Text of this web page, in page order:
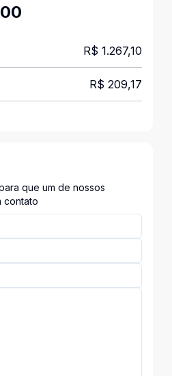
R$ 1.267,10
R$ 209,17
que um de nossos
contato